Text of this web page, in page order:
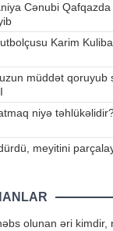
Cənubi
Karim
müddət qoruyub
niyə
meyitini
olunan əri kimdir,